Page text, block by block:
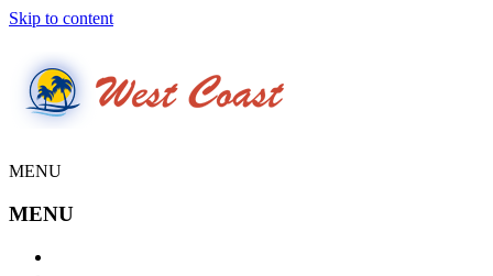
Skip to content
MENU
MENU